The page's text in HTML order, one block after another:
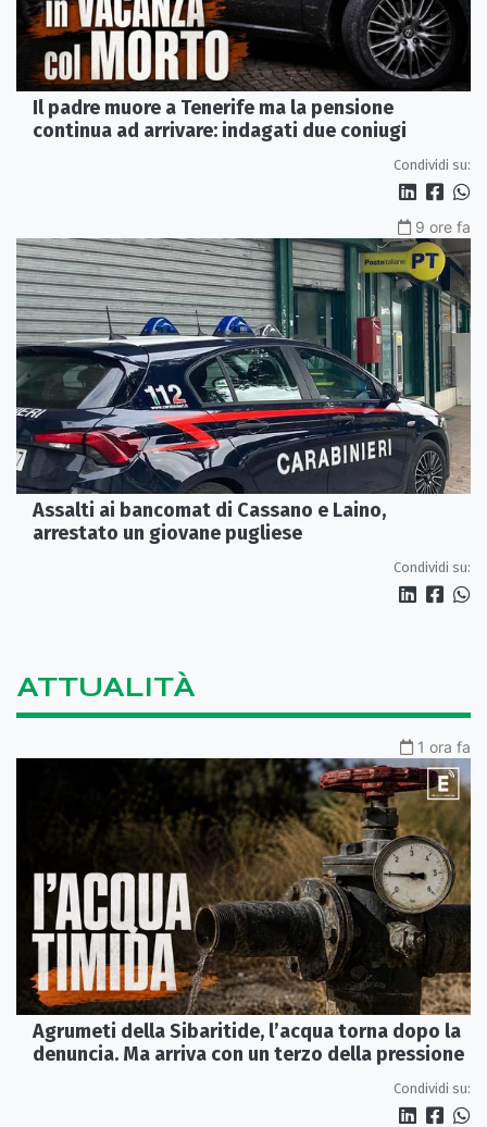
Il padre muore a Tenerife ma la pensione
continua ad arrivare: indagati due coniugi
Condividi su:
9 ore fa
Assalti ai bancomat di Cassano e Laino,
arrestato un giovane pugliese
Condividi su:
ATTUALITÀ
1 ora fa
Agrumeti della Sibaritide, l’acqua torna dopo la
denuncia. Ma arriva con un terzo della pressione
Condividi su: